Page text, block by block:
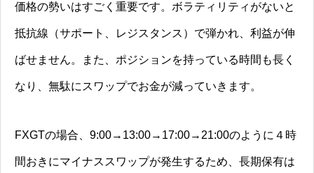
価格の勢いはすごく重要です。ボラティリティがないと
抵抗線（サポート、レジスタンス）で弾かれ、利益が伸
ばせません。また、ポジションを持っている時間も長く
なり、無駄にスワップでお金が減っていきます。
FXGTの場合、9:00→13:00→17:00→21:00のように４時
間おきにマイナススワップが発生するため、長期保有は